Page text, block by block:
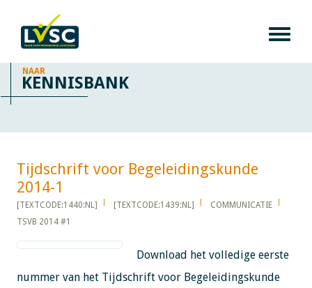
NAAR
KENNISBANK
Tijdschrift voor Begeleidingskunde
2014-1​​​​​​
[TEXTCODE:1440:NL] [TEXTCODE:1439:NL]
COMMUNICATIE
TSVB 2014 #1
Download het volledige eerste
nummer van het Tijdschrift voor Begeleidingskunde